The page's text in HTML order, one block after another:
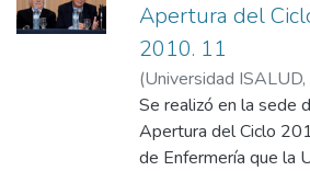
Apertura del
2010. 11
(Universidad ISALUD,
Departamento de
Universidad ISALUD
Se realizó en la sede
Apertura del Ciclo
de Enfermería que la